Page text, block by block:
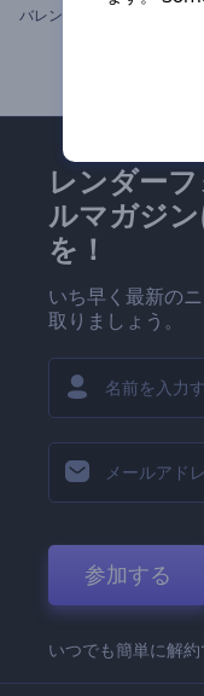
レンダー
ルマガジ
を！
いち早く最新の
取りましょう。
参加する
いつでも簡単に解約